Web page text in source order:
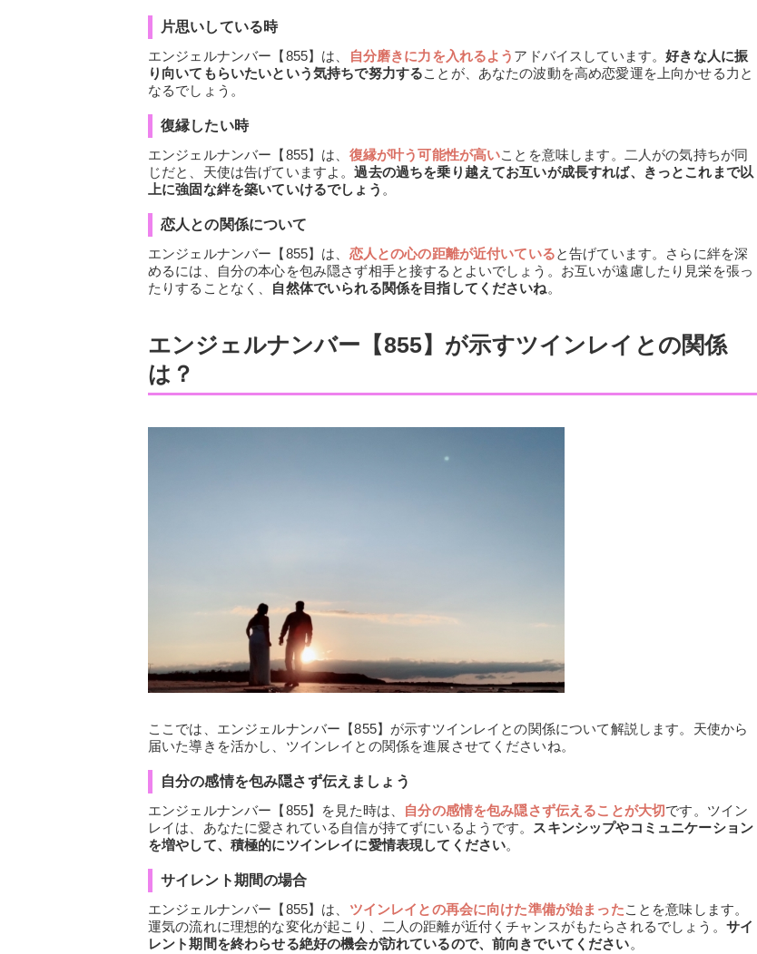
片思いしている時
エンジェルナンバー【855】は、
自分磨きに力を入れるよう アドバイスしています。好きな人に振
り向いてもらいたいという気持ちで努力することが、あなたの波動を高め恋愛運を上向かせる力と
なるでしょう。
復縁したい時
エンジェルナンバー【855】は、 復縁が叶う可能性が高いことを意味します。二人がの気持ちが同
じだと、天使は告げていますよ。過去の過ちを乗り越えてお互いが成長すれば、きっとこれまで以
上に強固な絆を築いていけるでしょう 。
恋人との関係について
エンジェルナンバー【855】は、 恋人との心の距離が近付いていると告げています。さらに絆を深
めるには、自分の本心を包み隠さず相手と接するとよいでしょう。お互いが遠慮したり見栄を張っ
たりすることなく、 自然体でいられる関係を目指してくださいね。
エンジェルナンバー【855】が示すツインレイとの関係
は？
ここでは、エンジェルナンバー【855】が示すツインレイとの関係について解説します。天使から
届いた導きを活かし、ツインレイとの関係を進展させてくださいね。
自分の感情を包み隠さず伝えましょう
エンジェルナンバー【855】を見た時は、
自分の感情を包み隠さず伝えることが大切です。ツイン
レイは、あなたに愛されている自信が持てずにいるようです。 スキンシップやコミュニケーション
を増やして、積極的にツインレイに愛情表現してください。
サイレント期間の場合
エンジェルナンバー【855】は、 ツインレイとの再会に向けた準備が始まったことを意味します。
運気の流れに理想的な変化が起こり、二人の距離が近付くチャンスがもたらされるでしょう。 サイ
レント期間を終わらせる絶好の機会が訪れているので、前向きでいてください。